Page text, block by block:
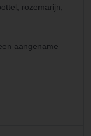
rozemarijn,
aangename